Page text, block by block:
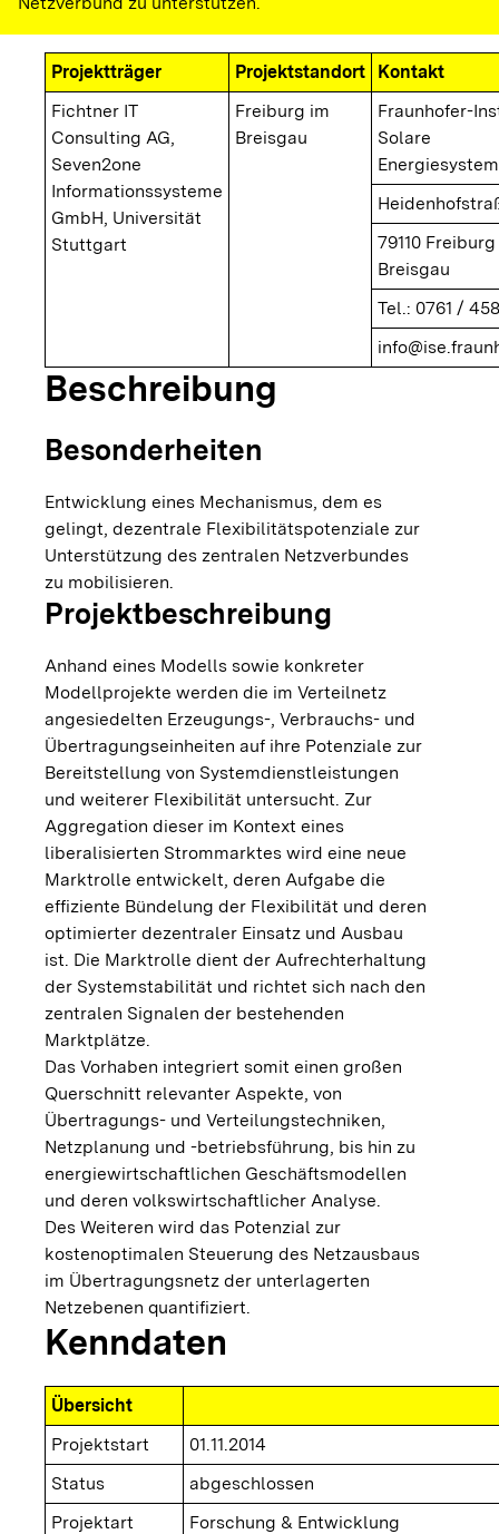
Projektträger Projektstandort
Kontakt
Fichtner IT
Consulting AG,
Seven2one
Informationssysteme
GmbH, Universität
Stuttgart
Freiburg im
Breisgau
Fraunhofer-
Solare
79110
Breisgau
Tel.: 0761 /
Beschreibung
Besonderheiten
Entwicklung eines Mechanismus, dem es
gelingt, dezentrale Flexibilitätspotenziale zur
Unterstützung des zentralen Netzverbundes
zu mobilisieren.
Projektbeschreibung
Anhand eines Modells sowie konkreter
Modellprojekte werden die im Verteilnetz
angesiedelten Erzeugungs-, Verbrauchs- und
Übertragungseinheiten auf ihre Potenziale zur
Bereitstellung von Systemdienstleistungen
und weiterer Flexibilität untersucht. Zur
Aggregation dieser im Kontext eines
liberalisierten Strommarktes wird eine neue
Marktrolle entwickelt, deren Aufgabe die
effiziente Bündelung der Flexibilität und deren
optimierter dezentraler Einsatz und Ausbau
ist. Die Marktrolle dient der Aufrechterhaltung
der Systemstabilität und richtet sich nach den
zentralen Signalen der bestehenden
Marktplätze.
Das Vorhaben integriert somit einen großen
Querschnitt relevanter Aspekte, von
Übertragungs- und Verteilungstechniken,
Netzplanung und -betriebsführung, bis hin zu
energiewirtschaftlichen Geschäftsmodellen
und deren volkswirtschaftlicher Analyse.
Des Weiteren wird das Potenzial zur
kostenoptimalen Steuerung des Netzausbaus
im Übertragungsnetz der unterlagerten
Netzebenen quantifiziert.
Kenndaten
Übersicht
Projektstart
01.11.2014
Status
abgeschlossen
Projektart
Forschung & Entwicklung